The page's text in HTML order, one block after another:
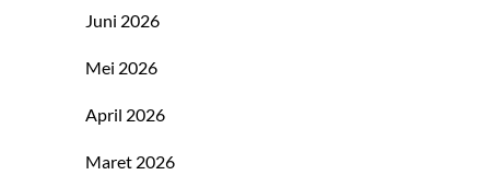
Juni 2026
Mei 2026
April 2026
Maret 2026